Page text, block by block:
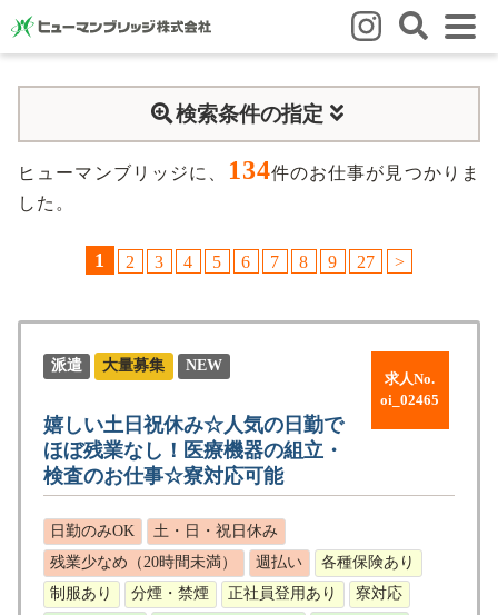
はじめての方
3つの強み いろいろな働き方
就業までの流れ HBのイイネ！
人材育成 福利厚生 お悩み相談窓口 eラーニング
会社概要
ブログ
検索条件の指定
ヒューマンブリッジに、 134件のお仕事が見つかりま
した。
1 2 3 4 5 6 7 8 9 27 >
求人No.
oi_02465
派遣 大量募集 NEW
嬉しい土日祝休み☆人気の日勤で
ほぼ残業なし！医療機器の組立・
検査のお仕事☆寮対応可能
日勤のみOK
土・日・祝日休み
残業少なめ（20時間未満）
週払い
各種保険あり
制服あり
分煙・禁煙 正社員登用あり
寮対応